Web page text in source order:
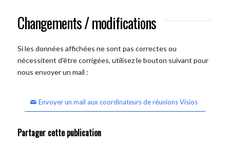
Changements / modifications
Si les données affichées ne sont pas correctes ou
nécessitent d'être corrigées, utilisez le bouton suivant pour
nous envoyer un mail :
Envoyer un mail aux coordinateurs de réunions Visios
Partager cette publication